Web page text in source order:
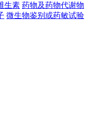
生素 药物及药物代谢物
微生物鉴别或药敏试验